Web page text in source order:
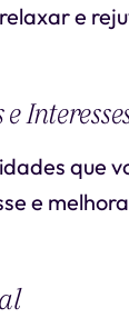
e
que
e